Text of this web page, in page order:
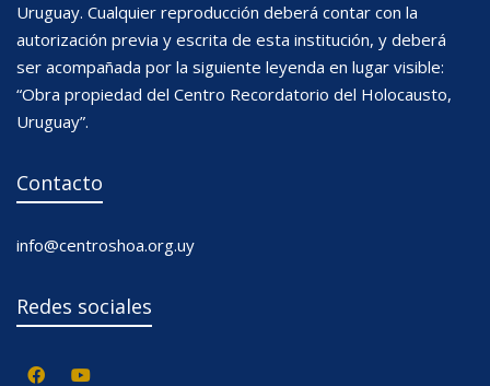
Uruguay. Cualquier reproducción deberá contar con la
autorización previa y escrita de esta institución, y deberá
ser acompañada por la siguiente leyenda en lugar visible:
“Obra propiedad del Centro Recordatorio del Holocausto,
Uruguay”.
Contacto
info@centroshoa.org.uy
Redes sociales